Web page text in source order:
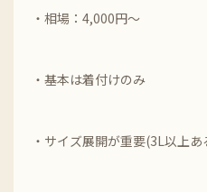
・相場：4,000円～
・基本は着付けのみ
・サイズ展開が重要(3L以上